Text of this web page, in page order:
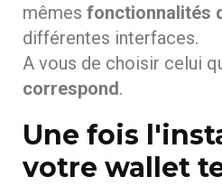
mêmes fonctionnalités
différentes interfaces.
A vous de choisir celui
correspond.
Une fois
votre wallet